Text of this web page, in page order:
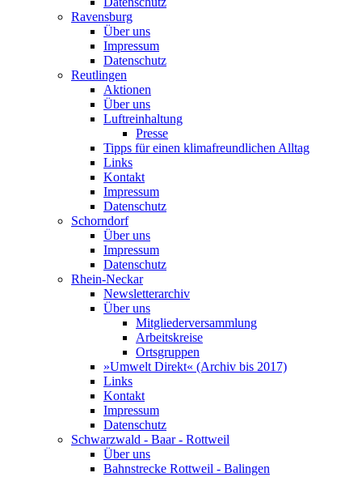
Ravensburg
Über uns
Impressum
Datenschutz
Reutlingen
Aktionen
Über uns
Luftreinhaltung
Presse
Tipps für einen klimafreundlichen Alltag
Links
Kontakt
Impressum
Datenschutz
Schorndorf
Über uns
Impressum
Datenschutz
Rhein-Neckar
Newsletterarchiv
Über uns
Mitgliederversammlung
Arbeitskreise
Ortsgruppen
»Umwelt Direkt« (Archiv bis 2017)
Links
Kontakt
Impressum
Datenschutz
Schwarzwald - Baar - Rottweil
Über uns
Bahnstrecke Rottweil - Balingen